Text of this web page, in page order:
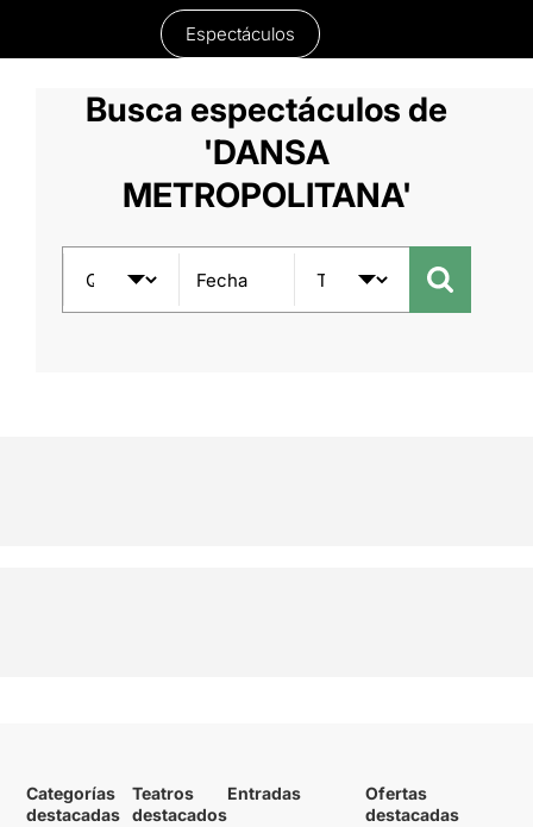
Espectáculos
Busca espectáculos de
'DANSA
METROPOLITANA'
Fecha
Categorías
destacadas
Teatros
destacados
Entradas
Ofertas
destacadas